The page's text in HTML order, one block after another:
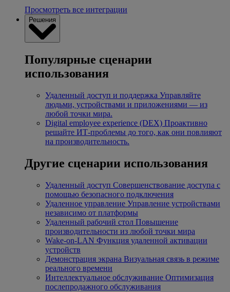
Просмотреть все интеграции
Решения
Популярные сценарии
использования
Удаленный доступ и поддержка Управляйте
людьми, устройствами и приложениями — из
любой точки мира.
Digital employee experience (DEX) Проактивно
решайте ИТ-проблемы до того, как они повлияют
на производительность.
Другие сценарии использования
Удаленный доступ Совершенствование доступа с
помощью безопасного подключения
Удаленное управление Управление устройствами
независимо от платформы
Удаленный рабочий стол Повышение
производительности из любой точки мира
Wake-on-LAN Функция удаленной активации
устройств
Демонстрация экрана Визуальная связь в режиме
реального времени
Интеллектуальное обслуживание Оптимизация
послепродажного обслуживания